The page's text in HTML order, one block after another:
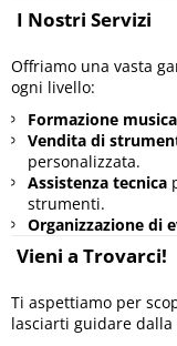
I Nostri Servizi
Offriamo una vasta
ogni livello:
Formazione
Vendita di
personalizzata.
Assistenza tecnica
strumenti.
Organizzazione di
Vieni a Trovarci!
Ti aspettiamo per
lasciarti guidare dalla